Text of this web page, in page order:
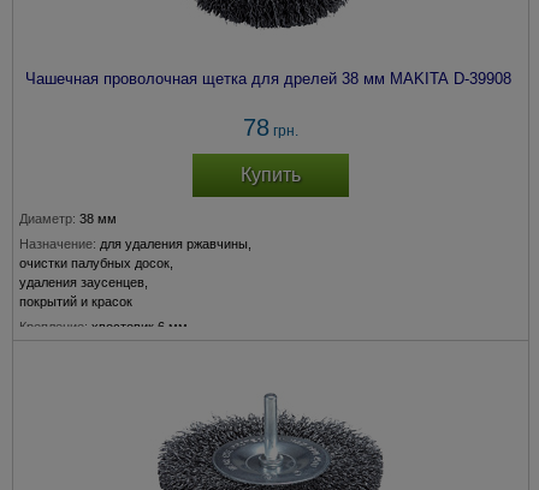
Чашечная проволочная щетка для дрелей 38 мм MAKITA D-39908
78 грн.
Купить
Диаметр: 38 мм
Назначение: для удаления ржавчины,
очистки палубных досок,
удаления заусенцев,
покрытий и красок
Крепление: хвостовик 6 мм